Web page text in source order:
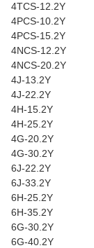
4TCS-12.2Y
4PCS-10.2Y
4PCS-15.2Y
4NCS-12.2Y
4NCS-20.2Y
4J-13.2Y
4J-22.2Y
4H-15.2Y
4H-25.2Y
4G-20.2Y
4G-30.2Y
6J-22.2Y
6J-33.2Y
6H-25.2Y
6H-35.2Y
6G-30.2Y
6G-40.2Y